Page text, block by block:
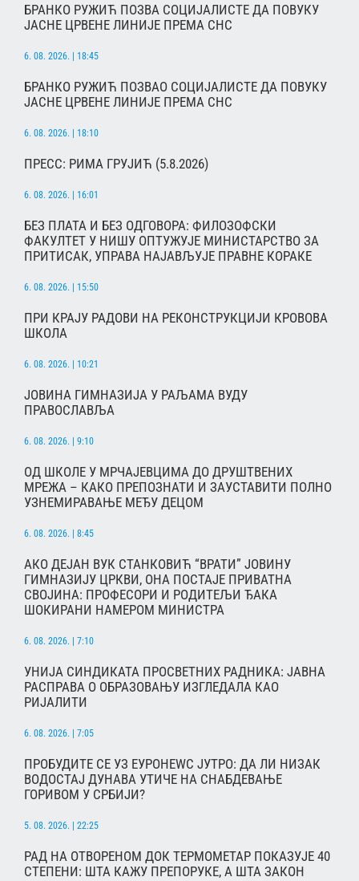
БРАНКО РУЖИЋ ПОЗВА СОЦИЈАЛИСТЕ ДА ПОВУКУ
ЈАСНЕ ЦРВЕНЕ ЛИНИЈЕ ПРЕМА СНС
6. 08. 2026. | 18:45
БРАНКО РУЖИЋ ПОЗВАО СОЦИЈАЛИСТЕ ДА ПОВУКУ
ЈАСНЕ ЦРВЕНЕ ЛИНИЈЕ ПРЕМА СНС
6. 08. 2026. | 18:10
ПРЕСС: РИМА ГРУЈИЋ (5.8.2026)
6. 08. 2026. | 16:01
БЕЗ ПЛАТА И БЕЗ ОДГОВОРА: ФИЛОЗОФСКИ
ФАКУЛТЕТ У НИШУ ОПТУЖУЈЕ МИНИСТАРСТВО ЗА
ПРИТИСАК, УПРАВА НАЈАВЉУЈЕ ПРАВНЕ КОРАКЕ
6. 08. 2026. | 15:50
ПРИ КРАЈУ РАДОВИ НА РЕКОНСТРУКЦИЈИ КРОВОВА
ШКОЛА
6. 08. 2026. | 10:21
ЈОВИНА ГИМНАЗИЈА У РАЉАМА ВУДУ
ПРАВОСЛАВЉА
6. 08. 2026. | 9:10
ОД ШКОЛЕ У МРЧАЈЕВЦИМА ДО ДРУШТВЕНИХ
МРЕЖА – КАКО ПРЕПОЗНАТИ И ЗАУСТАВИТИ ПОЛНО
УЗНЕМИРАВАЊЕ МЕЂУ ДЕЦОМ
6. 08. 2026. | 8:45
АКО ДЕЈАН ВУК СТАНКОВИЋ “ВРАТИ” ЈОВИНУ
ГИМНАЗИЈУ ЦРКВИ, ОНА ПОСТАЈЕ ПРИВАТНА
СВОЈИНА: ПРОФЕСОРИ И РОДИТЕЉИ ЂАКА
ШОКИРАНИ НАМЕРОМ МИНИСТРА
6. 08. 2026. | 7:10
УНИЈА СИНДИКАТА ПРОСВЕТНИХ РАДНИКА: ЈАВНА
РАСПРАВА О ОБРАЗОВАЊУ ИЗГЛЕДАЛА КАО
РИЈАЛИТИ
6. 08. 2026. | 7:05
ПРОБУДИТЕ СЕ УЗ ЕУРОНЕWС ЈУТРО: ДА ЛИ НИЗАК
ВОДОСТАЈ ДУНАВА УТИЧЕ НА СНАБДЕВАЊЕ
ГОРИВОМ У СРБИЈИ?
5. 08. 2026. | 22:25
РАД НА ОТВОРЕНОМ ДОК ТЕРМОМЕТАР ПОКАЗУЈЕ 40
СТЕПЕНИ: ШТА КАЖУ ПРЕПОРУКЕ, А ШТА ЗАКОН